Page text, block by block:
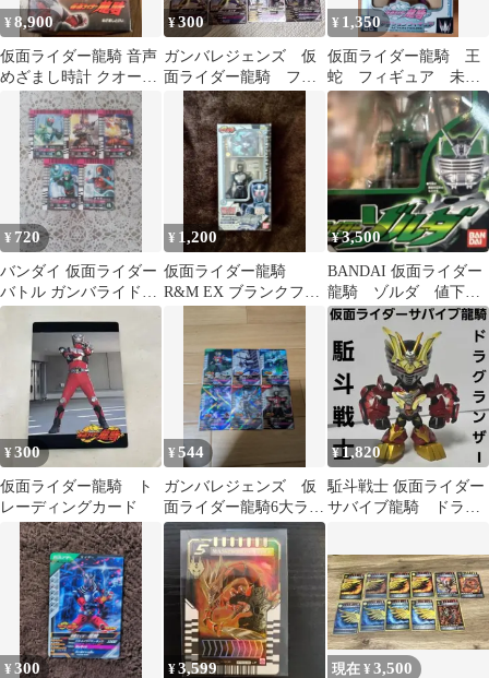
¥8,900
仮面ライダー龍騎 音声
めざまし時計 クオーツ
箱 説明書 保証書付 稼
働確認済
¥300
ガンバレジェンズ 仮
面ライダー龍騎 ファ
イズ
¥ 1,350
仮面ライダー龍騎 王
蛇 フィギュア 未開
封
¥ 720
バンダイ 仮面ライダー
バトル ガンバライドカ
ード 5枚セット
¥ 1,200
仮面ライダー龍騎
R&M EX ブランクフォ
ーム フィギュア ア
¥3,500
BANDAI 仮面ライダー
龍騎 ゾルダ 値下
げ！！
¥300
仮面ライダー龍騎 ト
レーディングカード
¥544
ガンバレジェンズ 仮
面ライダー龍騎6大ライ
ダーセット
¥1,820
駈斗戦士 仮面ライダー
サバイブ龍騎 ドラグ
¥300 ¥3,599 現在 ¥3,500